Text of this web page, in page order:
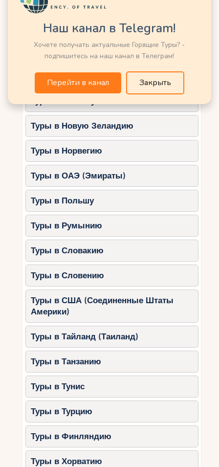
местных парков.
4. Национальные парки
Национальные парки Хорватии — это
настоящая находка для семей, которые хотят
провести время на природе.
Лучшие парки:
Плитвицкие озёра: деревянные
Крка: прогулки рядом с водопадами
и купание в природных бассейнах.
Бриони: сафари-парк и
велосипедные маршруты.
Лучшие пляжи для
семейного отдыха
Златни Рат (Брач):
мелководьем, идеальный для детей.
Пунта Рата (Брела):
голубым флагом за чистоту и
безопасность.
Вела Плажа (Баšка):просторный
пляж с удобным входом в воду.
Копакабана (Дубровник):
пляж с детскими аттракционами.
Семейные отели в Хорватии
1. Valamar Collection Girandella
(Рабац)
Просторные семейные номера.
Детские клубы и программы.
Частный пляж с мелководьем.
Туры в Китай
Туры в Латвию
Туры в Марокко
Туры в Новую Зеландию
Туры в Норвегию
Туры в ОАЭ (Эмираты)
Туры в Польшу
Туры в Румынию
Туры в Словакию
Туры в Словению
Туры в США (Соединенные Штаты
Америки)
Туры в Тайланд (Таиланд)
Туры в Танзанию
Туры в Тунис
Туры в Турцию
Туры в Финляндию
Туры в Хорватию
Наш канал в Telegram!
Хочете получать актуальные Горящие Туры? -
подпишитесь на наш канал в Телеграм!
Перейти в канал Закрыть